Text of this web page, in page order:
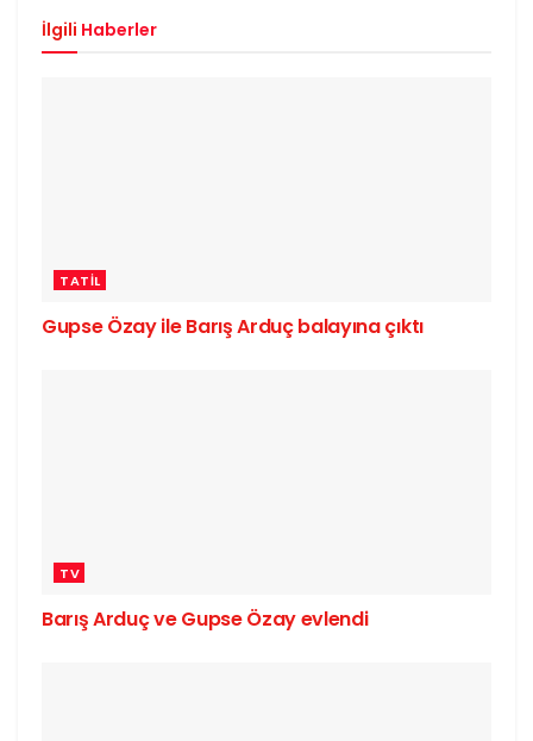
İlgili Haberler
TATIL
Gupse Özay ile Barış Arduç balayına çıktı
TV
Barış Arduç ve Gupse Özay evlendi